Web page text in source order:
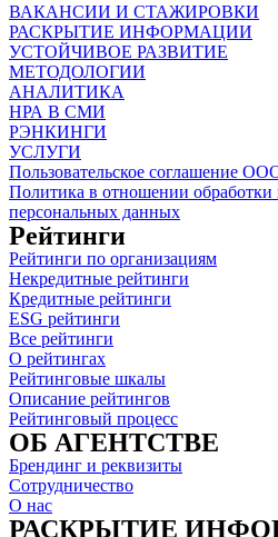
ВАКАНСИИ И СТАЖИРОВКИ
РАСКРЫТИЕ ИНФОРМАЦИИ
УСТОЙЧИВОЕ РАЗВИТИЕ
МЕТОДОЛОГИИ
АНАЛИТИКА
НРА В СМИ
РЭНКИНГИ
УСЛУГИ
Пользовательское соглашение
Политика в отношении обработки
персональных данных
Рейтинги
Рейтинги по организациям
Некредитные рейтинги
Кредитные рейтинги
ESG рейтинги
Все рейтинги
О рейтингах
Рейтинговые шкалы
Описание рейтингов
Рейтинговый процесс
ОБ АГЕНТСТВЕ
Брендинг и реквизиты
Сотрудничество
О нас
РАСКРЫТИЕ